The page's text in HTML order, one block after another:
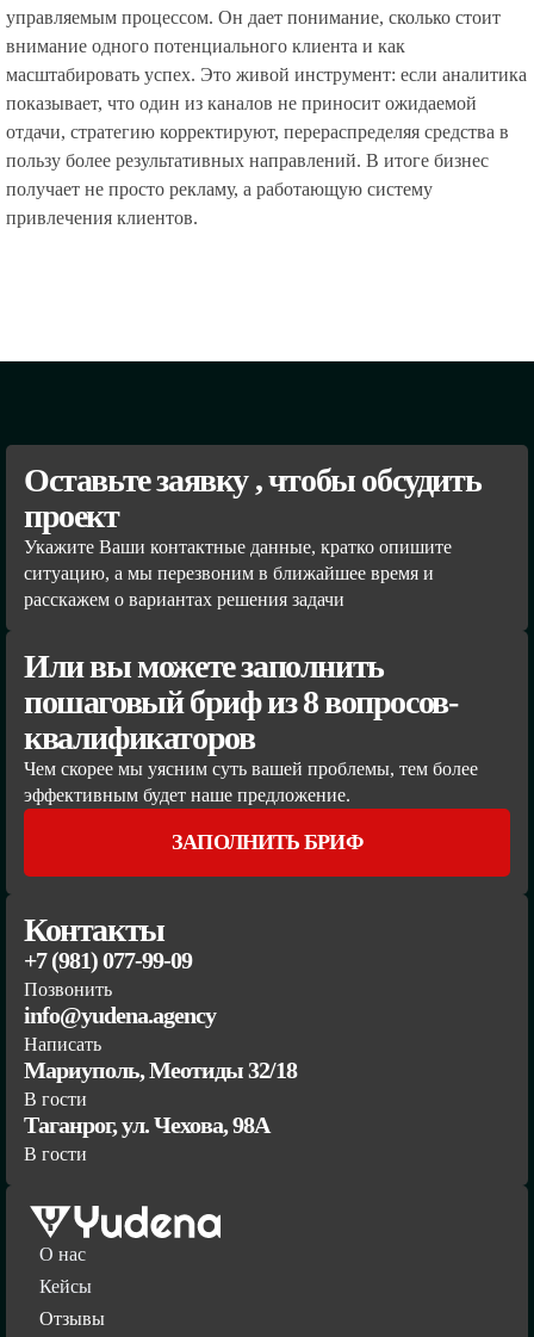
управляемым процессом. Он дает понимание, сколько стоит
внимание одного потенциального клиента и как
масштабировать успех. Это живой инструмент: если аналитика
показывает, что один из каналов не приносит ожидаемой
отдачи, стратегию корректируют, перераспределяя средства в
пользу более результативных направлений. В итоге бизнес
получает не просто рекламу, а работающую систему
привлечения клиентов.
Оставьте заявку , чтобы обсудить
проект
Укажите Ваши контактные данные, кратко опишите
ситуацию, а мы перезвоним в ближайшее время и
расскажем о вариантах решения задачи
Или вы можете заполнить
пошаговый бриф из 8 вопросов-
квалификаторов
Чем скорее мы уясним суть вашей проблемы, тем более
эффективным будет наше предложение.
ЗАПОЛНИТЬ БРИФ
Контакты
+7 (981) 077-99-09
Позвонить
info@yudena.agency
Написать
Мариуполь, Меотиды 32/18
В гости
Таганрог, ул. Чехова, 98А
В гости
О нас
Кейсы
Отзывы